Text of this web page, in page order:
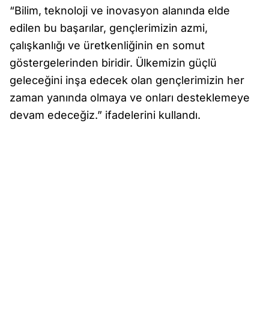
“Bilim, teknoloji ve inovasyon alanında elde
edilen bu başarılar, gençlerimizin azmi,
çalışkanlığı ve üretkenliğinin en somut
göstergelerinden biridir. Ülkemizin güçlü
geleceğini inşa edecek olan gençlerimizin her
zaman yanında olmaya ve onları desteklemeye
devam edeceğiz.” ifadelerini kullandı.